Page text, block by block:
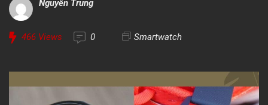
Nguyễn Trung
466 Views 0 Smartwatch